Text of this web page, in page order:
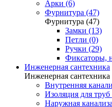
Арки (6)
Фурнитура (47)
Фурнитура (47)
Замки (13)
Петли (0)
Ручки (29)
Фиксаторы,
Инженерная сантехника
Инженерная сантехника
Внутренняя
Изоляция для труб
Наружная